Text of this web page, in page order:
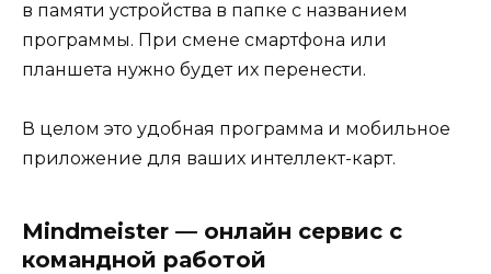
в памяти устройства в папке с названием
программы. При смене смартфона или
планшета нужно будет их перенести.
В целом это удобная программа и мобильное
приложение для ваших интеллект-карт.
Mindmeister — онлайн сервис с
командной работой